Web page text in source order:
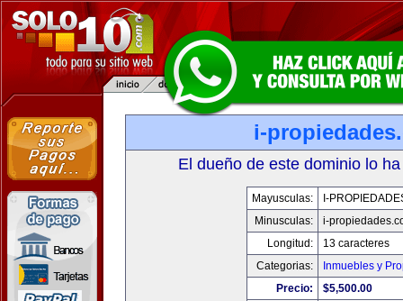
i-
El dueño de este dominio lo
Mayusculas:
I-
Minusculas:
i-
Longitud:
13 caracteres
Categorias:
Inmuebles y
Precio:
$5,500.00